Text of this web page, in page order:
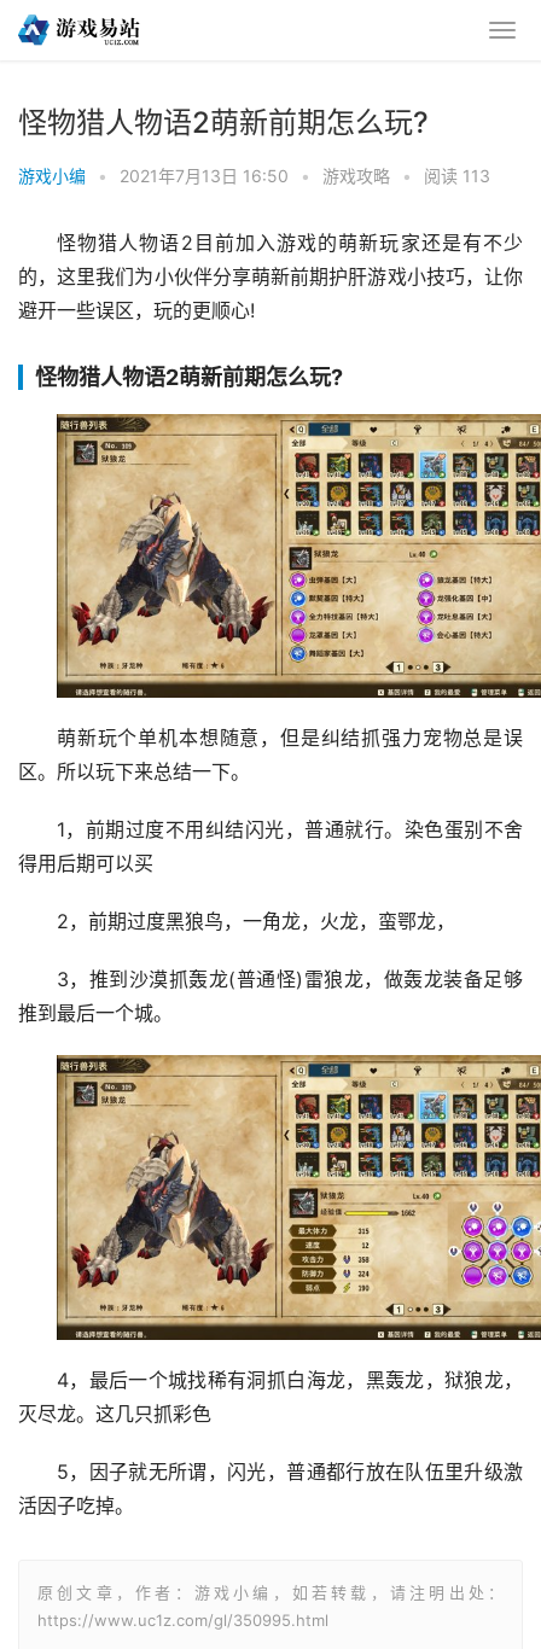
怪物猎人物语2萌新前期怎么玩?
游戏小编 • 2021年7月13日 16:50 • 游戏攻略 • 阅读 113
怪物猎人物语2目前加入游戏的萌新玩家还是有不少
的，这里我们为小伙伴分享萌新前期护肝游戏小技巧，让你
避开一些误区，玩的更顺心!
怪物猎人物语2萌新前期怎么玩?
萌新玩个单机本想随意，但是纠结抓强力宠物总是误
区。所以玩下来总结一下。
1，前期过度不用纠结闪光，普通就行。染色蛋别不舍
得用后期可以买
2，前期过度黑狼鸟，一角龙，火龙，蛮鄂龙，
3，推到沙漠抓轰龙(普通怪)雷狼龙，做轰龙装备足够
推到最后一个城。
4，最后一个城找稀有洞抓白海龙，黑轰龙，狱狼龙，
灭尽龙。这几只抓彩色
5，因子就无所谓，闪光，普通都行放在队伍里升级激
活因子吃掉。
原创文章，作者：游戏小编，如若转载，请注明出处：
https://www.uc1z.com/gl/350995.html